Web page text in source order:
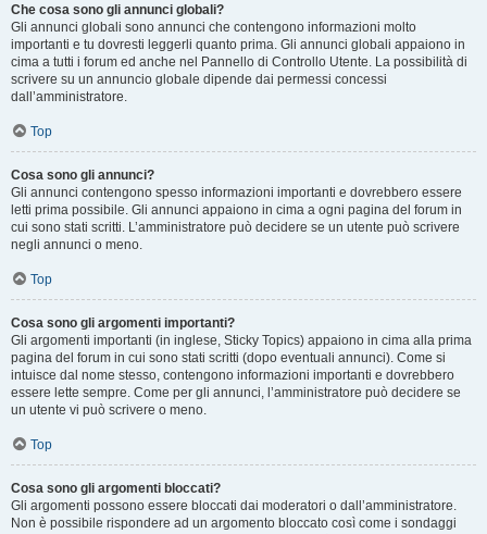
Che cosa sono gli annunci globali?
Gli annunci globali sono annunci che contengono informazioni molto
importanti e tu dovresti leggerli quanto prima. Gli annunci globali appaiono in
cima a tutti i forum ed anche nel Pannello di Controllo Utente. La possibilità di
scrivere su un annuncio globale dipende dai permessi concessi
dall’amministratore.
Top
Cosa sono gli annunci?
Gli annunci contengono spesso informazioni importanti e dovrebbero essere
letti prima possibile. Gli annunci appaiono in cima a ogni pagina del forum in
cui sono stati scritti. L’amministratore può decidere se un utente può scrivere
negli annunci o meno.
Top
Cosa sono gli argomenti importanti?
Gli argomenti importanti (in inglese, Sticky Topics) appaiono in cima alla prima
pagina del forum in cui sono stati scritti (dopo eventuali annunci). Come si
intuisce dal nome stesso, contengono informazioni importanti e dovrebbero
essere lette sempre. Come per gli annunci, l’amministratore può decidere se
un utente vi può scrivere o meno.
Top
Cosa sono gli argomenti bloccati?
Gli argomenti possono essere bloccati dai moderatori o dall’amministratore.
Non è possibile rispondere ad un argomento bloccato così come i sondaggi